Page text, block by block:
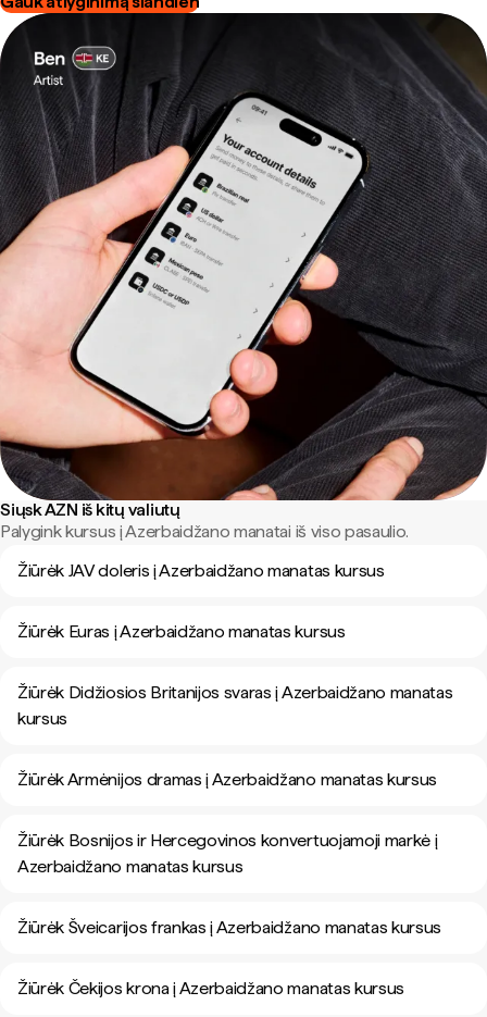
Siųsk AZN iš kitų valiutų
Palygink kursus į Azerbaidžano manatai iš viso pasaulio.
Žiūrėk JAV doleris į Azerbaidžano manatas kursus
Žiūrėk Euras į Azerbaidžano manatas kursus
Žiūrėk Didžiosios Britanijos svaras į Azerbaidžano manatas
kursus
Žiūrėk Armėnijos dramas į Azerbaidžano manatas kursus
Žiūrėk Bosnijos ir Hercegovinos konvertuojamoji markė į
Azerbaidžano manatas kursus
Žiūrėk Šveicarijos frankas į Azerbaidžano manatas kursus
Žiūrėk Čekijos krona į Azerbaidžano manatas kursus